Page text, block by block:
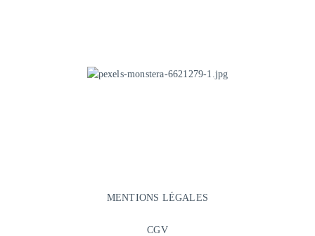
MENTIONS LÉGALES
CGV